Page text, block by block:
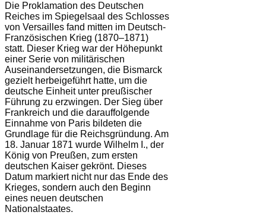
Die Proklamation des Deutschen
Reiches im Spiegelsaal des Schlosses
von Versailles fand mitten im Deutsch-
Französischen Krieg (1870–1871)
statt. Dieser Krieg war der Höhepunkt
einer Serie von militärischen
Auseinandersetzungen, die Bismarck
gezielt herbeigeführt hatte, um die
deutsche Einheit unter preußischer
Führung zu erzwingen. Der Sieg über
Frankreich und die darauffolgende
Einnahme von Paris bildeten die
Grundlage für die Reichsgründung. Am
18. Januar 1871 wurde Wilhelm I., der
König von Preußen, zum ersten
deutschen Kaiser gekrönt. Dieses
Datum markiert nicht nur das Ende des
Krieges, sondern auch den Beginn
eines neuen deutschen
Nationalstaates.